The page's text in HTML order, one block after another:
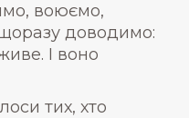
воюємо,
доводимо:
І воно
тих, хто